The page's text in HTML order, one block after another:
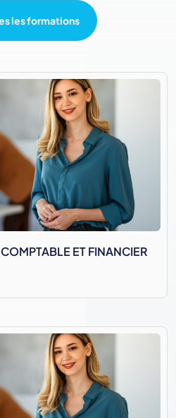
les formations
ET FINANCIER